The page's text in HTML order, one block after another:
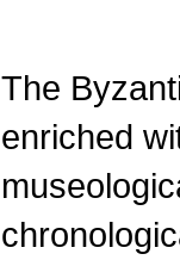
The
enriched